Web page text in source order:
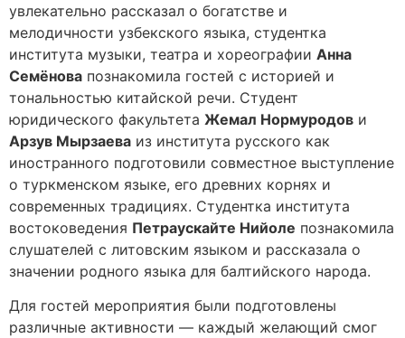
увлекательно рассказал о богатстве и
мелодичности узбекского языка, студентка
института музыки, театра и хореографии Анна
Семёнова познакомила гостей с историей и
тональностью китайской речи. Студент
юридического факультета Жемал Нормуродов и
Арзув Мырзаева из института русского как
иностранного подготовили совместное выступление
о туркменском языке, его древних корнях и
современных традициях. Студентка института
востоковедения Петраускайте Нийоле познакомила
слушателей с литовским языком и рассказала о
значении родного языка для балтийского народа.
Для гостей мероприятия были подготовлены
различные активности — каждый желающий смог